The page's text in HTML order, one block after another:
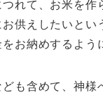
れて、お米を作
供えしたいとい
お納めするよう
も含めて、神様